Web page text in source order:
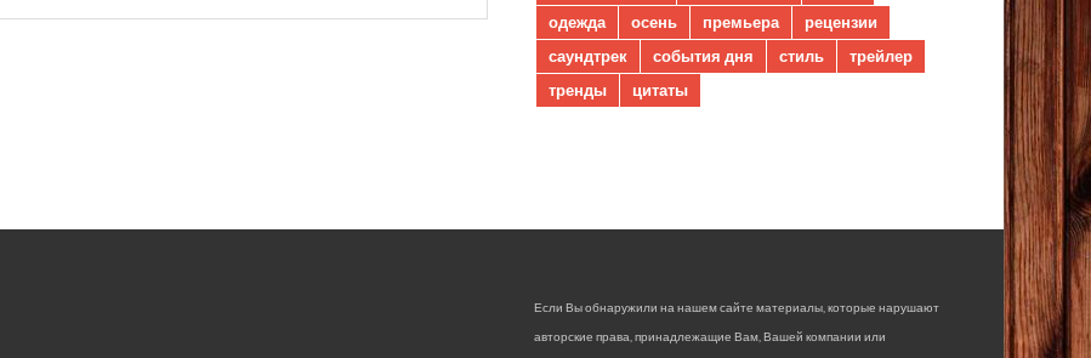
одежда
осень премьера
рецензии
саундтрек
события дня стиль
трейлер
тренды
цитаты
Если Вы обнаружили на нашем сайте материалы, которые нарушают
авторские права, принадлежащие Вам, Вашей компании или